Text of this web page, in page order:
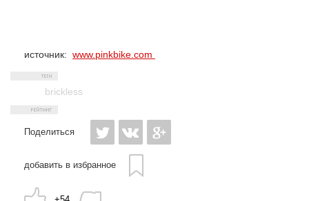
источник: www.pinkbike.com
brickless
Поделиться
добавить в избранное